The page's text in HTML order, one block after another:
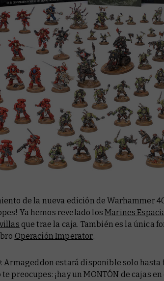
de la nueva edición de Warhammer
Ya hemos revelado losMarines
que trae la caja. También es la única
Operación Imperator.
Armageddon estará disponible solo hasta
preocupes: ¡hay un MONTÓN de cajas